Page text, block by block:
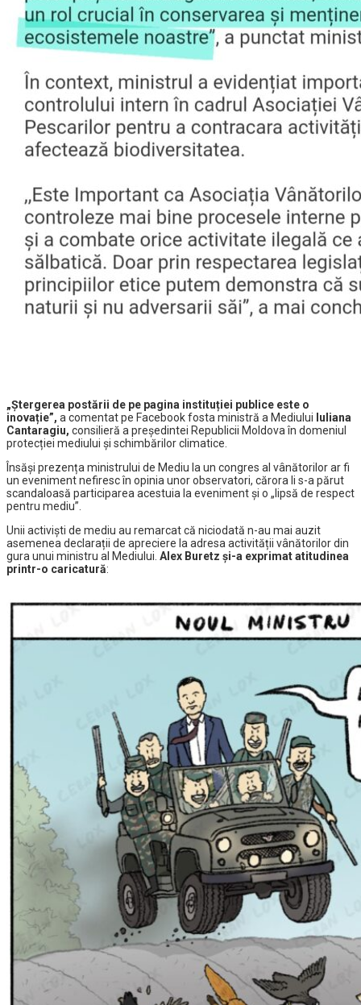
„Ștergerea postării de pe pagina instituției publice este o
inovație”, a comentat pe Facebook fosta ministră a Mediului Iuliana
Cantaragiu, consilieră a președintei Republicii Moldova în domeniul
protecției mediului și schimbărilor climatice.
Însăși prezența ministrului de Mediu la un congres al vânătorilor ar fi
un eveniment nefiresc în opinia unor observatori, cărora li s-a părut
scandaloasă participarea acestuia la eveniment și o „lipsă de respect
pentru mediu”.
Unii activiști de mediu au remarcat că niciodată n-au mai auzit
asemenea declarații de apreciere la adresa activității vânătorilor din
gura unui ministru al Mediului. Alex Buretz și-a exprimat atitudinea
printr-o caricatură: